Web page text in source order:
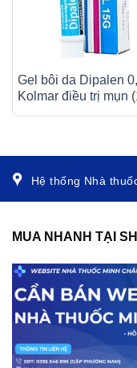
Gel bôi da Dipalen
Kolmar điều trị mụn
Hệ thống Nhà
MUA NHANH TẠI